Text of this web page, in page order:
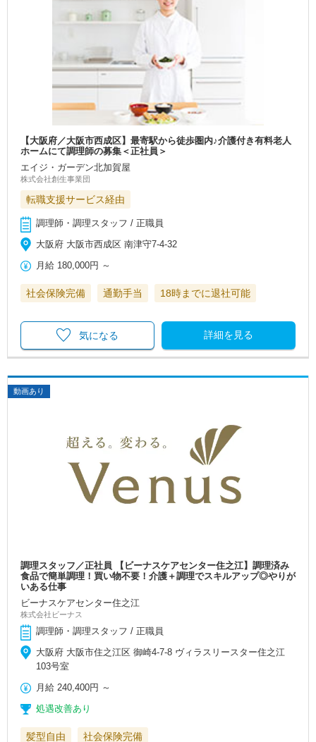
【大阪府／大阪市西成区】最寄駅から徒歩圏内♪介護付き有料老人
ホームにて調理師の募集＜正社員＞
エイジ・ガーデン北加賀屋
株式会社創生事業団
転職支援サービス経由
調理師・調理スタッフ / 正職員
大阪府 大阪市西成区 南津守7-4-32
月給 180,000円 ～
社会保険完備 通勤手当 18時までに退社可能
詳細を見る
気になる
動画あり
調理スタッフ／正社員 【ビーナスケアセンター住之江】調理済み
食品で簡単調理！買い物不要！介護＋調理でスキルアップ◎やりが
いある仕事
ビーナスケアセンター住之江
株式会社ビーナス
調理師・調理スタッフ / 正職員
大阪府 大阪市住之江区 御崎4-7-8 ヴィラスリースター住之江
103号室
月給 240,400円 ～
処遇改善あり
髪型自由 社会保険完備